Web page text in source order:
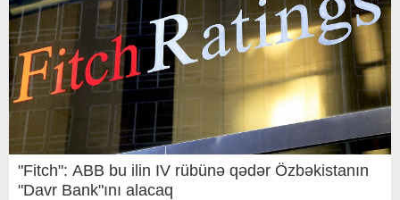
"Fitch": ABB bu ilin IV rübünə qədər Özbəkistanın
"Davr Bank"ını alacaq